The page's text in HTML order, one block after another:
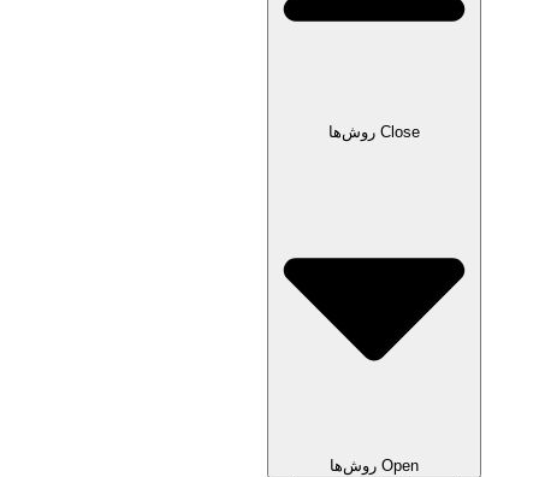
Close روش‌ها
Open روش‌ها